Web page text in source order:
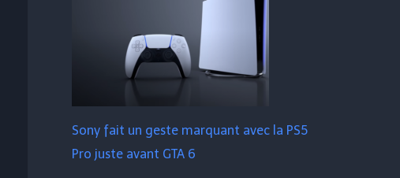
Sony fait un geste marquant avec la PS5
Pro juste avant GTA 6